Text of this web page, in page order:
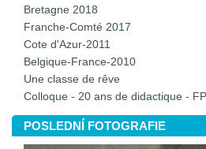
Bretagne 2018
Franche-Comté 2017
Cote d'Azur-2011
Belgique-France-2010
Une classe de rêve
Colloque - 20 ans de didactique -
POSLEDNÍ FOTOGRAFIE